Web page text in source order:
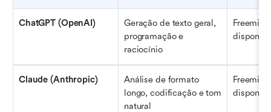
ChatGPT (OpenAI)
Geração de texto geral,
programação e
raciocínio
Claude (Anthropic)
Análise de formato
longo, codificação e tom
natural